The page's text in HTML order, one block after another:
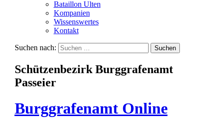
Bataillon Ulten
Kompanien
Wissenswertes
Kontakt
Suchen nach:
Schützenbezirk Burggrafenamt
Passeier
Burggrafenamt Online